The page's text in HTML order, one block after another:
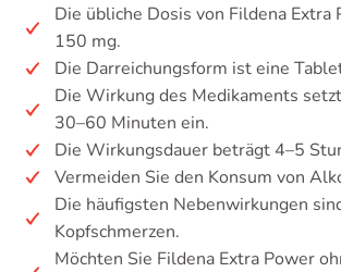
Die übliche Dosis von Fildena Extra
150 mg.
Die Darreichungsform ist eine
Die Wirkung des Medikaments
30–60 Minuten ein.
Die Wirkungsdauer beträgt 4–5
Vermeiden Sie den Konsum von
Die häufigsten Nebenwirkungen
Kopfschmerzen.
Möchten Sie Fildena Extra Power